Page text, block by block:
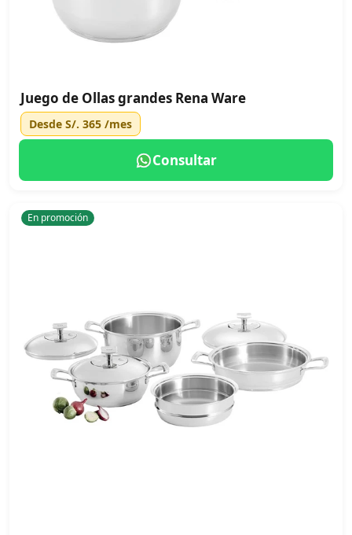
Juego de Ollas grandes Rena Ware
Desde S/. 365 /mes
Consultar
En promoción